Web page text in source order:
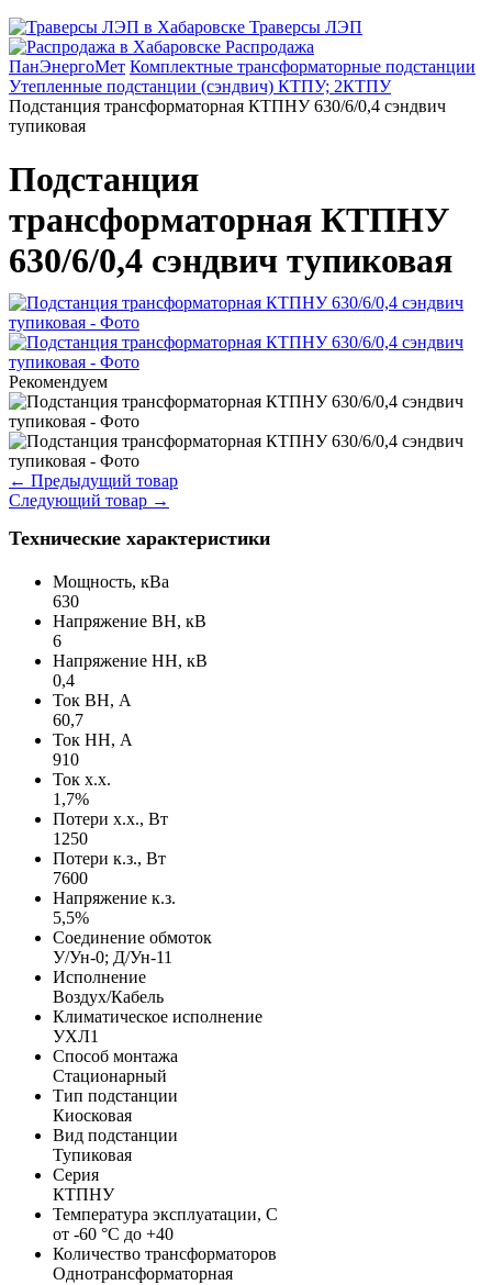
Траверсы ЛЭП
Распродажа
ПанЭнергоМет Комплектные трансформаторные подстанции
Утепленные подстанции (сэндвич) КТПУ; 2КТПУ
Подстанция трансформаторная КТПНУ 630/6/0,4 сэндвич
тупиковая
Подстанция
трансформаторная КТПНУ
630/6/0,4 сэндвич тупиковая
Рекомендуем
← Предыдущий товар
Следующий товар →
Технические характеристики
Мощность, кВа
630
Напряжение ВН, кВ
6
Напряжение НН, кВ
0,4
Ток ВН, А
60,7
Ток НН, А
910
Ток х.х.
1,7%
Потери х.х., Вт
1250
Потери к.з., Вт
7600
Напряжение к.з.
5,5%
Соединение обмоток
У/Ун-0; Д/Ун-11
Исполнение
Воздух/Кабель
Климатическое исполнение
УХЛ1
Способ монтажа
Стационарный
Тип подстанции
Киосковая
Вид подстанции
Тупиковая
Серия
КТПНУ
Температура эксплуатации, С
от -60 °C до +40
Количество трансформаторов
Однотрансформаторная